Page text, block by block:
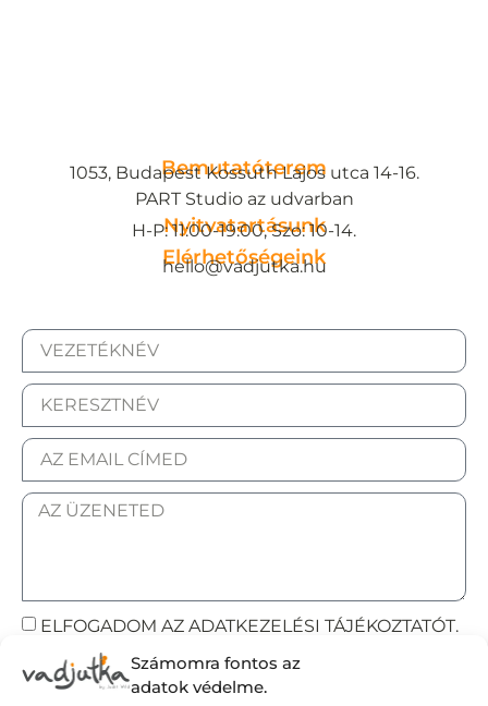
Számomra fontos az
adatok védelme.
Bemutatóterem
1053, Budapest Kossuth Lajos utca 14-16.
PART Studio az udvarban
Nyitvatartásunk
H-P: 11:00-19:00, Szo: 10-14.
Elérhetőségeink
hello@vadjutka.hu
ELFOGADOM AZ ADATKEZELÉSI TÁJÉKOZTATÓT.
Elküldöm